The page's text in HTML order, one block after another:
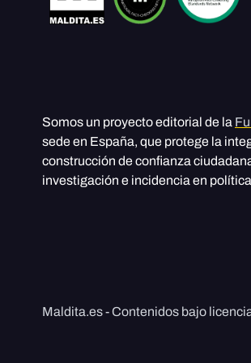
Somos un proyecto editorial de la
sede en España, que protege la
construcción de confianza
investigación e incidencia en
Maldita.es - Contenidos bajo